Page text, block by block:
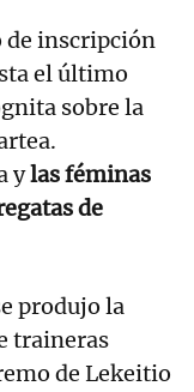
de inscripción
el último
sobre la
ylas féminas
de
produjo la
traineras
de Lekeitio